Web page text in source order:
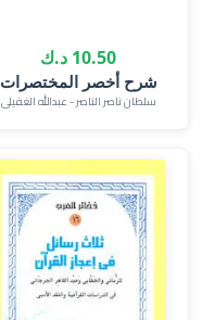
10.50 د.ك
شرح أخصر المختصرات‎
سلطان ناصر الناصر‎ - عبدالله الغفيلى